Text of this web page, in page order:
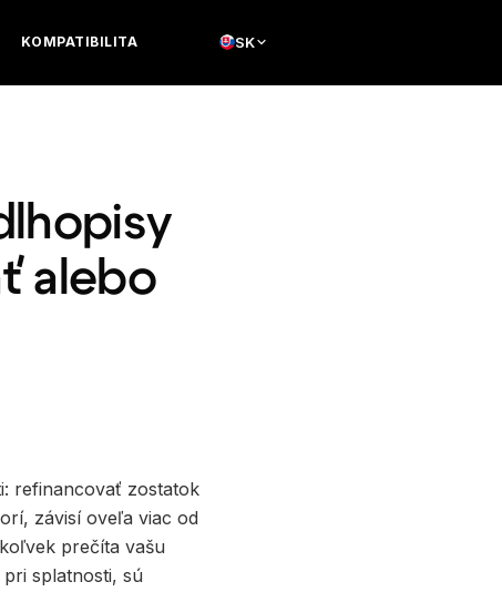
SK
KOMPATIBILITA
alebo
refinancovať zostatok
závisí oveľa viac od
prečíta vašu
splatnosti, sú